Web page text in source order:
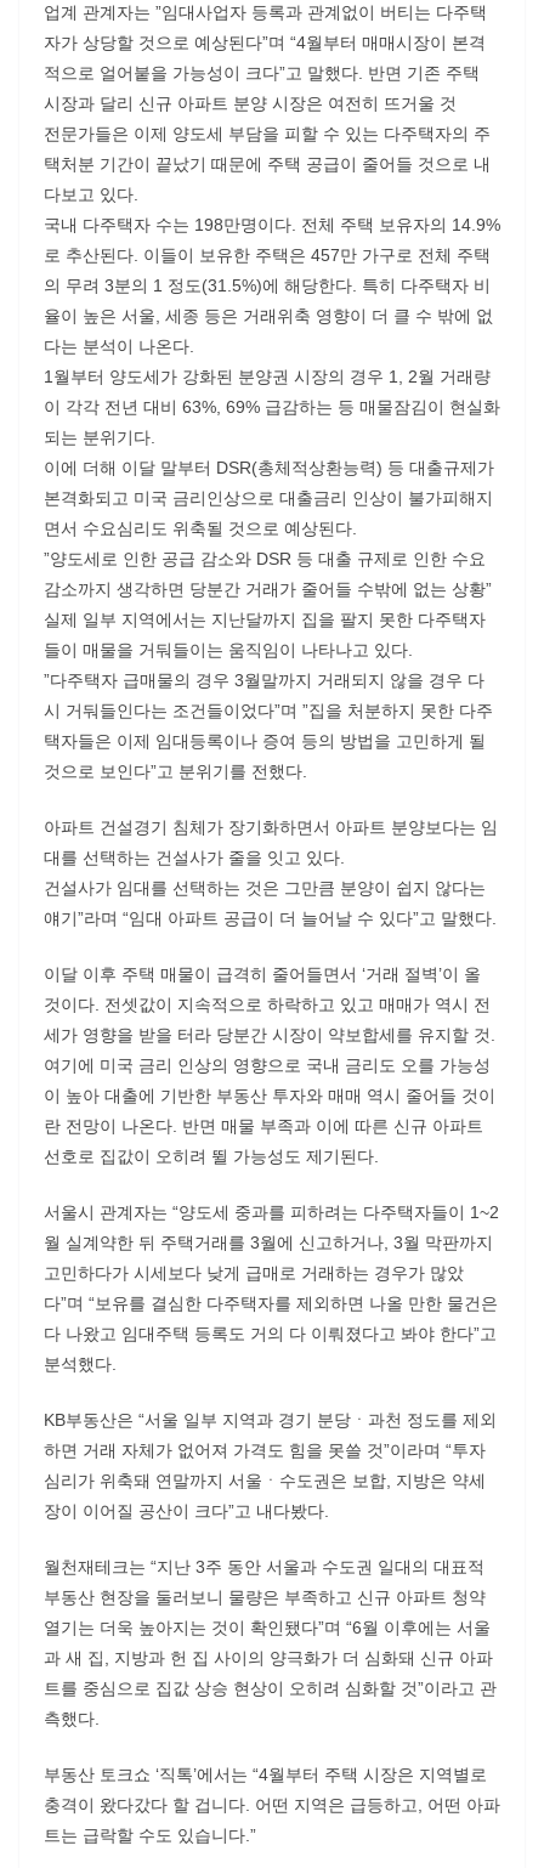
업계 관계자는 ”임대사업자 등록과 관계없이 버티는 다주택
자가 상당할 것으로 예상된다”며 “4월부터 매매시장이 본격
적으로 얼어붙을 가능성이 크다”고 말했다. 반면 기존 주택
시장과 달리 신규 아파트 분양 시장은 여전히 뜨거울 것
전문가들은 이제 양도세 부담을 피할 수 있는 다주택자의 주
택처분 기간이 끝났기 때문에 주택 공급이 줄어들 것으로 내
다보고 있다.
국내 다주택자 수는 198만명이다. 전체 주택 보유자의 14.9%
로 추산된다. 이들이 보유한 주택은 457만 가구로 전체 주택
의 무려 3분의 1 정도(31.5%)에 해당한다. 특히 다주택자 비
율이 높은 서울, 세종 등은 거래위축 영향이 더 클 수 밖에 없
다는 분석이 나온다.
1월부터 양도세가 강화된 분양권 시장의 경우 1, 2월 거래량
이 각각 전년 대비 63%, 69% 급감하는 등 매물잠김이 현실화
되는 분위기다.
이에 더해 이달 말부터 DSR(총체적상환능력) 등 대출규제가
본격화되고 미국 금리인상으로 대출금리 인상이 불가피해지
면서 수요심리도 위축될 것으로 예상된다.
”양도세로 인한 공급 감소와 DSR 등 대출 규제로 인한 수요
감소까지 생각하면 당분간 거래가 줄어들 수밖에 없는 상황”
실제 일부 지역에서는 지난달까지 집을 팔지 못한 다주택자
들이 매물을 거둬들이는 움직임이 나타나고 있다.
”다주택자 급매물의 경우 3월말까지 거래되지 않을 경우 다
시 거둬들인다는 조건들이었다”며 ”집을 처분하지 못한 다주
택자들은 이제 임대등록이나 증여 등의 방법을 고민하게 될
것으로 보인다”고 분위기를 전했다.
아파트 건설경기 침체가 장기화하면서 아파트 분양보다는 임
대를 선택하는 건설사가 줄을 잇고 있다.
건설사가 임대를 선택하는 것은 그만큼 분양이 쉽지 않다는
얘기”라며 “임대 아파트 공급이 더 늘어날 수 있다”고 말했다.
이달 이후 주택 매물이 급격히 줄어들면서 ‘거래 절벽’이 올
것이다. 전셋값이 지속적으로 하락하고 있고 매매가 역시 전
세가 영향을 받을 터라 당분간 시장이 약보합세를 유지할 것.
여기에 미국 금리 인상의 영향으로 국내 금리도 오를 가능성
이 높아 대출에 기반한 부동산 투자와 매매 역시 줄어들 것이
란 전망이 나온다. 반면 매물 부족과 이에 따른 신규 아파트
선호로 집값이 오히려 뛸 가능성도 제기된다.
서울시 관계자는 “양도세 중과를 피하려는 다주택자들이 1~2
월 실계약한 뒤 주택거래를 3월에 신고하거나, 3월 막판까지
고민하다가 시세보다 낮게 급매로 거래하는 경우가 많았
다”며 “보유를 결심한 다주택자를 제외하면 나올 만한 물건은
다 나왔고 임대주택 등록도 거의 다 이뤄졌다고 봐야 한다”고
분석했다.
KB부동산은 “서울 일부 지역과 경기 분당ㆍ과천 정도를 제외
하면 거래 자체가 없어져 가격도 힘을 못쓸 것”이라며 “투자
심리가 위축돼 연말까지 서울ㆍ수도권은 보합, 지방은 약세
장이 이어질 공산이 크다”고 내다봤다.
월천재테크는 “지난 3주 동안 서울과 수도권 일대의 대표적
부동산 현장을 둘러보니 물량은 부족하고 신규 아파트 청약
열기는 더욱 높아지는 것이 확인됐다”며 “6월 이후에는 서울
과 새 집, 지방과 헌 집 사이의 양극화가 더 심화돼 신규 아파
트를 중심으로 집값 상승 현상이 오히려 심화할 것”이라고 관
측했다.
부동산 토크쇼 ‘직톡’에서는 “4월부터 주택 시장은 지역별로
충격이 왔다갔다 할 겁니다. 어떤 지역은 급등하고, 어떤 아파
트는 급락할 수도 있습니다.”